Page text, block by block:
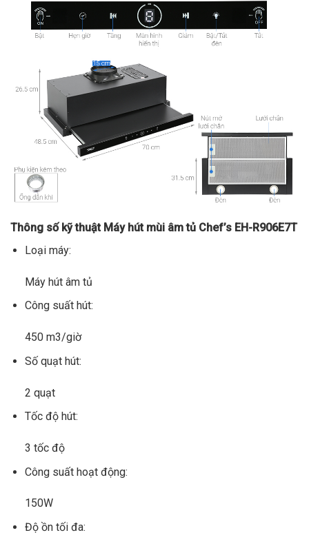
Thông số kỹ thuật Máy hút mùi âm tủ Chef’s EH-R906E7T
Loại máy:
Máy hút âm tủ
Công suất hút:
450 m3/giờ
Số quạt hút:
2 quạt
Tốc độ hút:
3 tốc độ
Công suất hoạt động:
150W
Độ ồn tối đa: